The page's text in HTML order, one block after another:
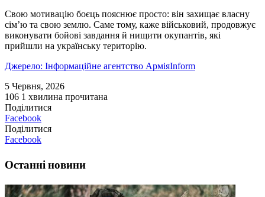
Свою мотивацію боєць пояснює просто: він захищає власну
сім’ю та свою землю. Саме тому, каже військовий, продовжує
виконувати бойові завдання й нищити окупантів, які
прийшли на українську територію.
Джерело: Інформаційне агентство АрміяInform
5 Червня, 2026
106 1 хвилина прочитана
Поділитися
Facebook
Поділитися
Facebook
Останні новини